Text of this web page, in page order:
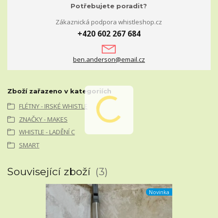
Potřebujete poradit?
Zákaznická podpora whistleshop.cz
+420 602 267 684
ben.anderson@email.cz
Zboží zařazeno v kategoriích
FLÉTNY - IRSKÉ WHISTLE
ZNAČKY - MAKES
WHISTLE - LADĚNÍ C
SMART
Související zboží 3
Novinka